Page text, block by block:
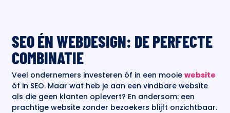
SEO ÉN WEBDESIGN: DE PERFECTE
COMBINATIE
Veel ondernemers investeren óf in een mooiewebsite
óf in SEO. Maar wat heb je aan een vindbare website
als die geen klanten oplevert? En andersom: een
prachtige website zonder bezoekers blijft onzichtbaar.